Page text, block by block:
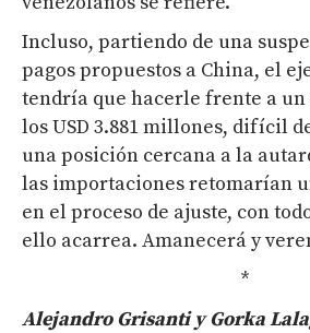
Incluso, partiendo de una
pagos propuestos a China, el
tendría que hacerle frente a
los USD 3.881 millones, difícil
una posición cercana a la
las importaciones retomarían
en el proceso de ajuste, con
ello acarrea. Amanecerá y
*
Alejandro Grisanti y Gorka